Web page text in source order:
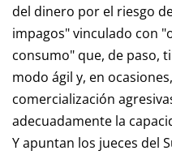
del dinero por el riesgo
impagos" vinculado con
consumo" que, de paso,
modo ágil y, en
comercialización
adecuadamente la
Y apuntan los jueces del